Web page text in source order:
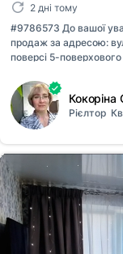
2 дні тому
#9786573 До вашої
продаж за адресою:
поверсі 5-
загального
гарному доглянутому
можна вивезти. Є
кімнати в коридорі.
трамвай, маршрутка -
Кімната суха,
Агентство
лише пере...
Кокоріна
Рієлтор